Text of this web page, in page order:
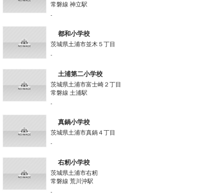
常磐線 神立駅
-
都和小学校
茨城県土浦市並木５丁目
-
土浦第二小学校
茨城県土浦市富士崎２丁目
常磐線 土浦駅
-
真鍋小学校
茨城県土浦市真鍋４丁目
-
右籾小学校
茨城県土浦市右籾
常磐線 荒川沖駅
-